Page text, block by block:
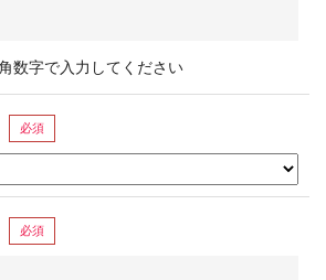
数字で入力してください
必須
必須